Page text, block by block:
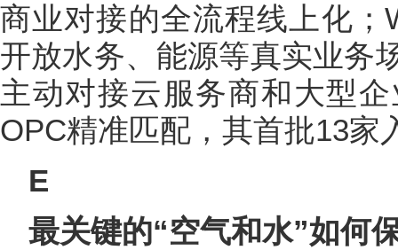
商业对接的全流程线上化；
开放水务、能源等真实业务
主动对接云服务商和大型
OPC精准匹配，其首批13家
E
最关键的“空气和水”如何